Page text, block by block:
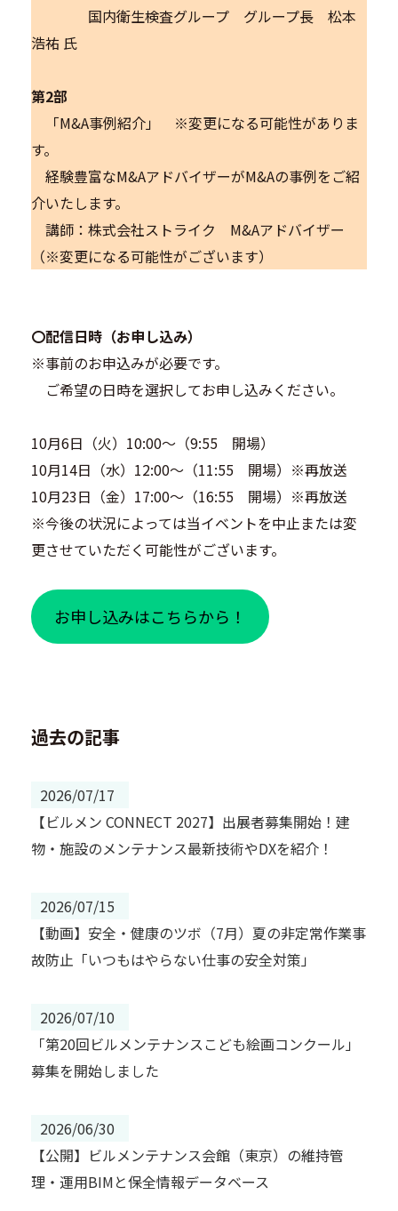
国内衛生検査グループ グループ長 松本
浩祐 氏
第2部
「M&A事例紹介」 ※変更になる可能性がありま
す。
経験豊富なM&AアドバイザーがM&Aの事例をご紹
介いたします。
講師：株式会社ストライク M&Aアドバイザー
（※変更になる可能性がございます）
〇配信日時（お申し込み）
※事前のお申込みが必要です。
ご希望の日時を選択してお申し込みください。
10月6日（火）10:00～（9:55 開場）
10月14日（水）12:00～（11:55 開場）※再放送
10月23日（金）17:00～（16:55 開場）※再放送
※今後の状況によっては当イベントを中止または変
更させていただく可能性がございます。
お申し込みはこちらから！
過去の記事
2026/07/17
【ビルメン CONNECT 2027】出展者募集開始！建
物・施設のメンテナンス最新技術やDXを紹介！
2026/07/15
【動画】安全・健康のツボ（7月）夏の非定常作業事
故防止「いつもはやらない仕事の安全対策」
2026/07/10
「第20回ビルメンテナンスこども絵画コンクール」
募集を開始しました
2026/06/30
【公開】ビルメンテナンス会館（東京）の維持管
理・運用BIMと保全情報データベース